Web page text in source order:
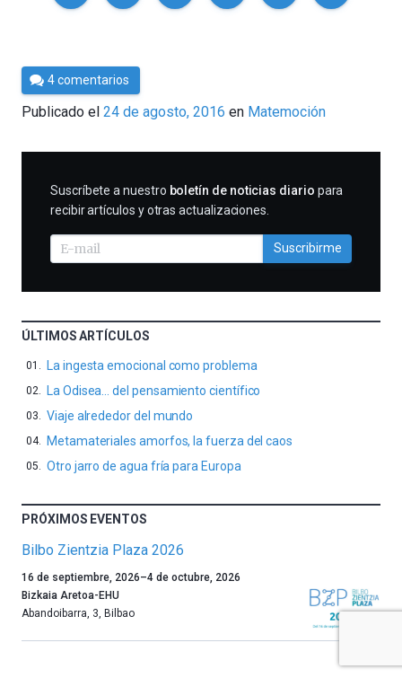
Por
César
Tomé
4 comentarios
Publicado el 24 de agosto, 2016 en Matemoción
SUSCRIBIRME
Suscríbete a nuestro boletín de noticias diario para
recibir artículos y otras actualizaciones.
Suscribirme
ÚLTIMOS ARTÍCULOS
La ingesta emocional como problema
La Odisea… del pensamiento científico
Viaje alrededor del mundo
Metamateriales amorfos, la fuerza del caos
Otro jarro de agua fría para Europa
PRÓXIMOS EVENTOS
Bilbo Zientzia Plaza 2026
Un
año
más,
16 de septiembre, 2026–4 de octubre, 2026
Bizkaia Aretoa-EHU
Abandoibarra, 3 Bilbao